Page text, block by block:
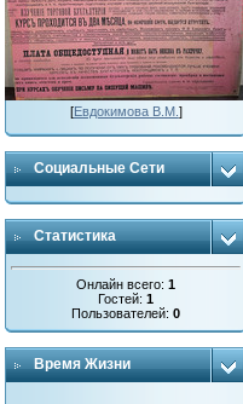
[Евдокимова В.М. ]
Социальные Сети
Статистика
Онлайн всего:1
Гостей:1
Пользователей:0
Время Жизни